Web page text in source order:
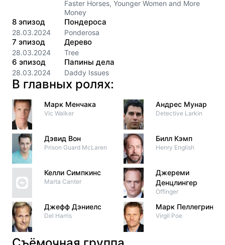
Faster Horses, Younger Women and More
Money
8 эпизод
28.03.2024
Пондероса
Ponderosa
7 эпизод
28.03.2024
Дерево
Tree
6 эпизод
28.03.2024
Папины дела
Daddy Issues
В главных ролях:
Марк Менчака
Vic Walker
Дэвид Вон
Prison Guard McLaren
Келли Симпкинс
Marta Canter
Джефф Дэниелс
Del Harris
Андрес Мунар
Detective Larkin
Билл Кэмп
Henry English
Джереми
Денцлингер
Offinger
Марк Пеллегрино
Virgil Poe